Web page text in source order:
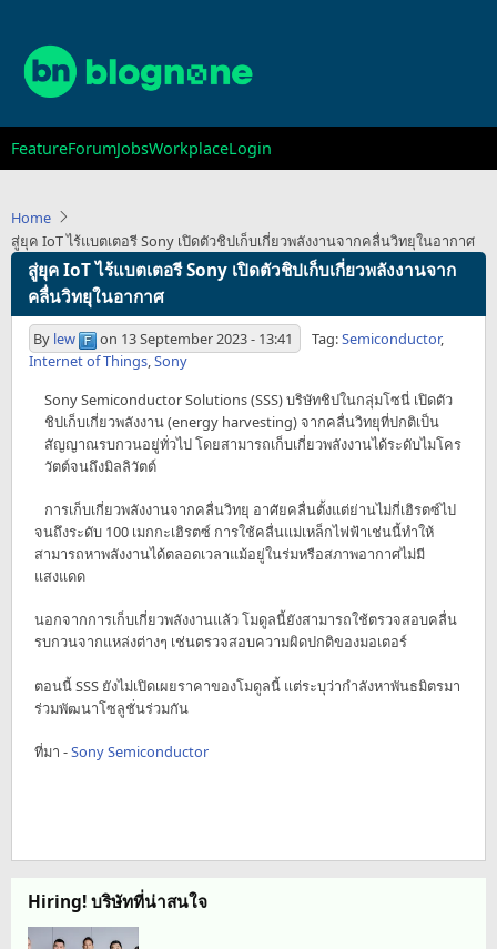
main
content
Main
navigation
FeatureForumJobsWorkplaceLogin
Home
สู่ยุค IoT ไร้แบตเตอรี Sony เปิดตัวชิปเก็บเกี่ยวพลังงานจากคลื่นวิทยุในอากาศ
สู่ยุค IoT ไร้แบตเตอรี Sony เปิดตัวชิปเก็บเกี่ยวพลังงานจาก
คลื่นวิทยุในอากาศ
By lew on 13 September 2023 - 13:41 Tag:Semiconductor,
Internet of Things,Sony
Sony Semiconductor Solutions (SSS) บริษัทชิปในกลุ่มโซนี่ เปิดตัว
ชิปเก็บเกี่ยวพลังงาน (energy harvesting) จากคลื่นวิทยุที่ปกติเป็น
สัญญาณรบกวนอยู่ทั่วไป โดยสามารถเก็บเกี่ยวพลังงานได้ระดับไมโคร
วัตต์จนถึงมิลลิวัตต์
การเก็บเกี่ยวพลังงานจากคลื่นวิทยุ อาศัยคลื่นตั้งแต่ย่านไม่กี่เฮิรตซ์ไป
จนถึงระดับ 100 เมกกะเฮิรตซ์ การใช้คลื่นแม่เหล็กไฟฟ้าเช่นนี้ทำให้
สามารถหาพลังงานได้ตลอดเวลาแม้อยู่ในร่มหรือสภาพอากาศไม่มี
แสงแดด
นอกจากการเก็บเกี่ยวพลังงานแล้ว โมดูลนี้ยังสามารถใช้ตรวจสอบคลื่น
รบกวนจากแหล่งต่างๆ เช่นตรวจสอบความผิดปกติของมอเตอร์
ตอนนี้ SSS ยังไม่เปิดเผยราคาของโมดูลนี้ แต่ระบุว่ากำลังหาพันธมิตรมา
ร่วมพัฒนาโซลูชั่นร่วมกัน
ที่มา -Sony Semiconductor
Hiring! บริษัทที่น่าสนใจ